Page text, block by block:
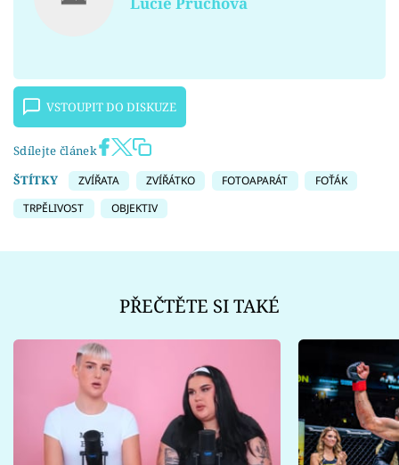
VSTOUPIT DO DISKUZE
Sdílejte článek
ŠTÍTKY
ZVÍŘATA ZVÍŘÁTKO FOTOAPARÁT
FOŤÁK
TRPĚLIVOST
OBJEKTIV
PŘEČTĚTE SI TAKÉ